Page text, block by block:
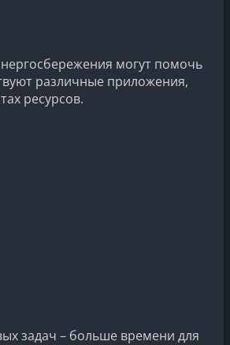
могут помочь
различные приложения,
ресурсов.
задач – больше времени для